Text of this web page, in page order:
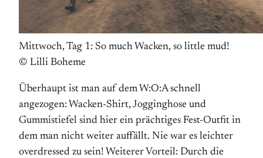
Mittwoch, Tag 1: So much Wacken, so little mud!
© Lilli Boheme
Überhaupt ist man auf dem W:O:A schnell
angezogen: Wacken-Shirt, Jogginghose und
Gummistiefel sind hier ein prächtiges Fest-Outfit in
dem man nicht weiter auffällt. Nie war es leichter
overdressed zu sein! Weiterer Vorteil: Durch die